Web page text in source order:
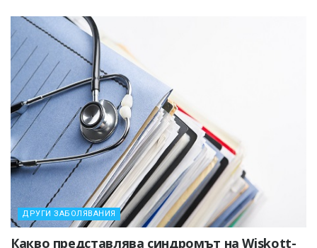
ДРУГИ ЗАБОЛЯВАНИЯ
Какво представлява синдромът на Wiskott-